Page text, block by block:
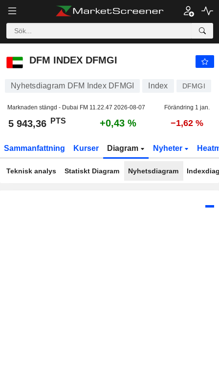
DFM INDEX DFMGI
DFM INDEX DFMGI
Nyhetsdiagram DFM Index DFMGI Index DFMGI
Marknaden stängd - Dubai FM 11.22.47 2026-08-07 Förändring 1 jan.
5 943,36 PTS +0,43 % −1,62 %
Sammanfattning Kurser Diagram Nyheter
Teknisk analys Statiskt Diagram Nyhetsdiagram